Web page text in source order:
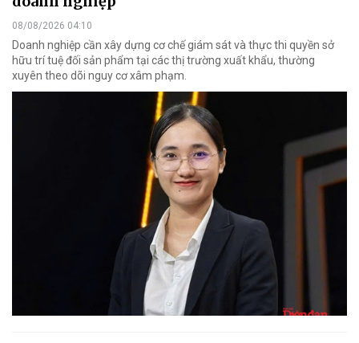
08/08/2026 04:10
Doanh nghiệp cần xây dựng cơ chế giám sát và thực thi quyền sở
hữu trí tuệ đối sản phẩm tại các thị trường xuất khẩu, thường
xuyên theo dõi nguy cơ xâm phạm.